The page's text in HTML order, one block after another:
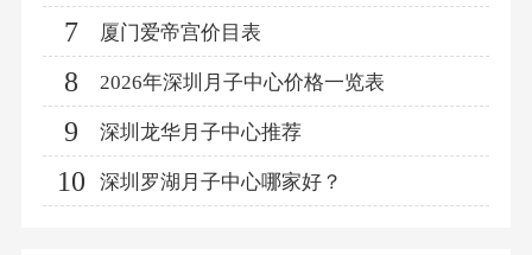
7 厦门爱帝宫价目表
8 2026年深圳月子中心价格一览表
9 深圳龙华月子中心推荐
10 深圳罗湖月子中心哪家好？